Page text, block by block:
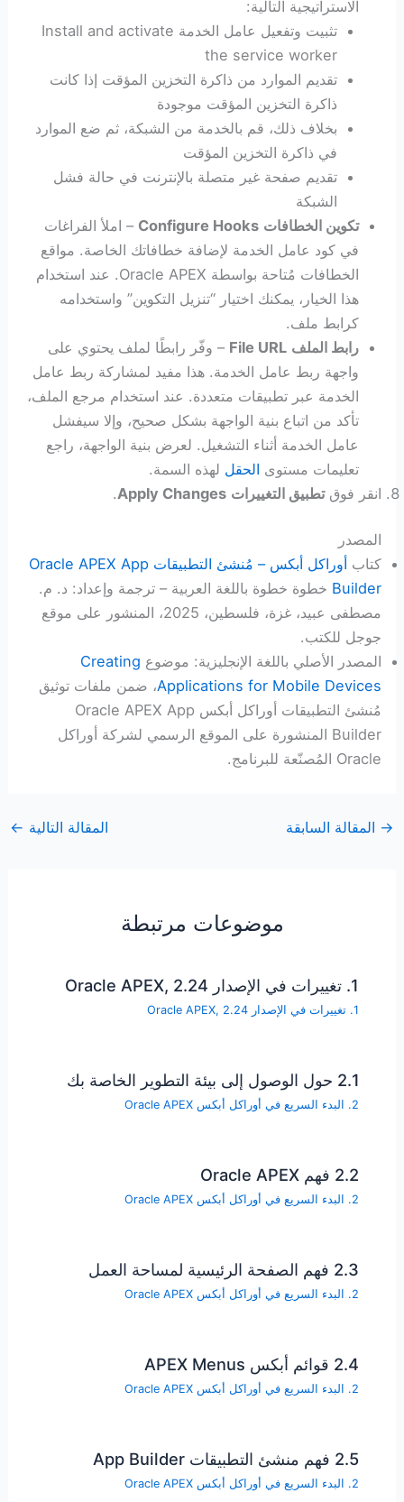
الاستراتيجية التالية:
تثبيت وتفعيل عامل الخدمة Install and activate
the service worker
تقديم الموارد من ذاكرة التخزين المؤقت إذا كانت
ذاكرة التخزين المؤقت موجودة
بخلاف ذلك، قم بالخدمة من الشبكة، ثم ضع الموارد
في ذاكرة التخزين المؤقت
تقديم صفحة غير متصلة بالإنترنت في حالة فشل
الشبكة
تكوين الخطافات Configure Hooks – املأ الفراغات
في كود عامل الخدمة لإضافة خطافاتك الخاصة. مواقع
الخطافات مُتاحة بواسطة Oracle APEX. عند استخدام
هذا الخيار، يمكنك اختيار “تنزيل التكوين” واستخدامه
كرابط ملف.
رابط الملف File URL – وفّر رابطًا لملف يحتوي على
واجهة ربط عامل الخدمة. هذا مفيد لمشاركة ربط عامل
الخدمة عبر تطبيقات متعددة. عند استخدام مرجع الملف،
تأكد من اتباع بنية الواجهة بشكل صحيح، وإلا سيفشل
عامل الخدمة أثناء التشغيل. لعرض بنية الواجهة، راجع
تعليمات مستوى الحقل لهذه السمة.
انقر فوقتطبيق التغييرات Apply Changes
.
المصدر
كتاب
أوراكل أبكس – مُنشئ التطبيقات Oracle APEX App
Builder خطوة خطوة باللغة العربية – ترجمة وإعداد: د. م.
مصطفى عبيد، غزة، فلسطين، 2025، المنشور على موقع
جوجل للكتب.
المصدر الأصلي باللغة الإنجليزية: موضوع Creating
Applications for Mobile Devices، ضمن ملفات توثيق
مُنشئ التطبيقات أوراكل أبكس Oracle APEX App
Builder المنشورة على الموقع الرسمي لشركة أوراكل
Oracle المُصنّعة للبرنامج.
→ المقالة السابقة المقالة التالية ←
موضوعات مرتبطة
1. تغييرات في الإصدار Oracle APEX, 2.24
1. تغييرات في الإصدار Oracle APEX, 2.24
2.1 حول الوصول إلى بيئة التطوير الخاصة بك
2. البدء السريع في أوراكل أبكس Oracle APEX
2.2 فهم Oracle APEX
2. البدء السريع في أوراكل أبكس Oracle APEX
2.3 فهم الصفحة الرئيسية لمساحة العمل
2. البدء السريع في أوراكل أبكس Oracle APEX
2.4 قوائم أبكس APEX Menus
2. البدء السريع في أوراكل أبكس Oracle APEX
2.5 فهم منشئ التطبيقات App Builder
2. البدء السريع في أوراكل أبكس Oracle APEX